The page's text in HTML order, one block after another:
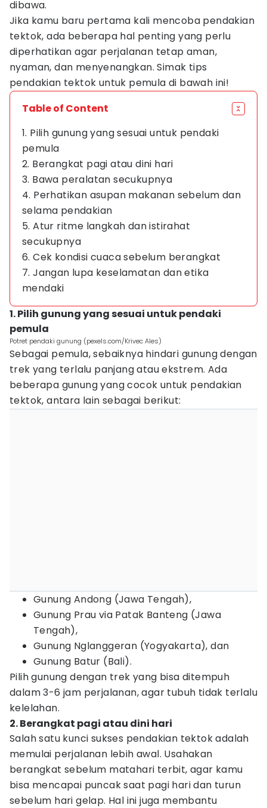
dibawa.
Jika kamu baru pertama kali mencoba pendakian
tektok, ada beberapa hal penting yang perlu
diperhatikan agar perjalanan tetap aman,
nyaman, dan menyenangkan. Simak tips
pendakian tektok untuk pemula di bawah ini!
Table of Content
1. Pilih gunung yang sesuai untuk pendaki
pemula
2. Berangkat pagi atau dini hari
3. Bawa peralatan secukupnya
4. Perhatikan asupan makanan sebelum dan
selama pendakian
5. Atur ritme langkah dan istirahat
secukupnya
6. Cek kondisi cuaca sebelum berangkat
7. Jangan lupa keselamatan dan etika
mendaki
1. Pilih gunung yang sesuai untuk pendaki
pemula
Potret pendaki gunung (pexels.com/Krivec Ales)
Sebagai pemula, sebaiknya hindari gunung dengan
trek yang terlalu panjang atau ekstrem. Ada
beberapa gunung yang cocok untuk pendakian
tektok, antara lain sebagai berikut:
Gunung Andong (Jawa Tengah),
Gunung Prau via Patak Banteng (Jawa
Tengah),
Gunung Nglanggeran (Yogyakarta), dan
Gunung Batur (Bali).
Pilih gunung dengan trek yang bisa ditempuh
dalam 3-6 jam perjalanan, agar tubuh tidak terlalu
kelelahan.
2. Berangkat pagi atau dini hari
Salah satu kunci sukses pendakian tektok adalah
memulai perjalanan lebih awal. Usahakan
berangkat sebelum matahari terbit, agar kamu
bisa mencapai puncak saat pagi hari dan turun
sebelum hari gelap. Hal ini juga membantu